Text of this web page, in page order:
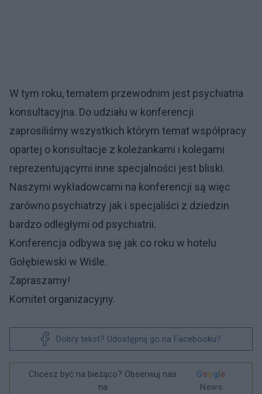
W tym roku, tematem przewodnim jest psychiatria
konsultacyjna. Do udziału w konferencji
zaprosiliśmy wszystkich którym temat współpracy
opartej o konsultacje z koleżankami i kolegami
reprezentującymi inne specjalności jest bliski.
Naszymi wykładowcami na konferencji są więc
zarówno psychiatrzy jak i specjaliści z dziedzin
bardzo odległymi od psychiatrii.
Konferencja odbywa się jak co roku w hotelu
Gołębiewski w Wiśle.
Zapraszamy!
Komitet organizacyjny.
Dobry tekst? Udostępnij go na Facebooku?
Chcesz być na bieżąco? Obserwuj nas
na
Google
News